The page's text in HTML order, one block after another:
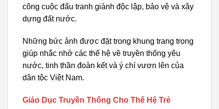
công cuộc đấu tranh giành độc lập, bảo vệ và xây
dựng đất nước.
Những bức ảnh được đặt trong khung trang trọng
giúp nhắc nhở các thế hệ về truyền thống yêu
nước, tinh thần đoàn kết và ý chí vươn lên của
dân tộc Việt Nam.
Giáo Dục Truyền Thống Cho Thế Hệ Trẻ